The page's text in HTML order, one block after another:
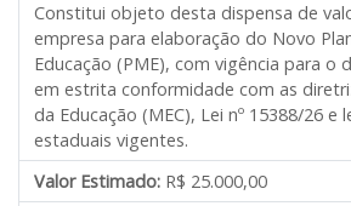
Constitui objeto desta dispensa de
empresa para elaboração do Novo
Educação (PME), com vigência para o
em estrita conformidade com as
da Educação (MEC), Lei nº 15388/26 e
estaduais vigentes.
Valor Estimado: R$ 25.000,00